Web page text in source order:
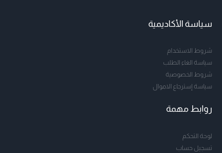
سياسة الأكاديمية
شروط الاستخدام
سياسة الغاء الطلب
شروط الخصوصية
سياسة إسترجاع الاموال
روابط مهمة
لوحة التحكم
تسجيل حساب